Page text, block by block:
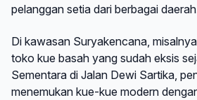
pelanggan setia dari berbagai
Di kawasan Suryakencana,
toko kue basah yang sudah eksis
Sementara di Jalan Dewi Sartika,
menemukan kue-kue modern